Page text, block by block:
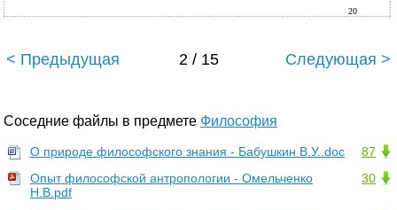
20
< Предыдущая 2 / 15 Следующая >
Соседние файлы в предмете Философия
87
О природе философского знания - Бабушкин В.У..doc
30
Опыт философской антропологии - Омельченко
Н.В.pdf